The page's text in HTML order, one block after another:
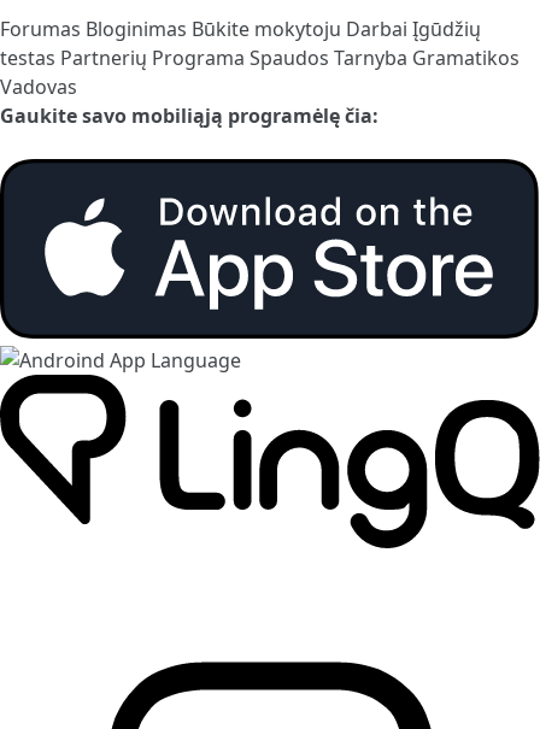
Forumas Bloginimas Būkite mokytoju Darbai Įgūdžių
testas Partnerių Programa Spaudos Tarnyba Gramatikos
Vadovas
Gaukite savo mobiliąją programėlę čia: